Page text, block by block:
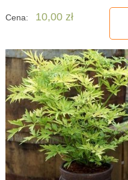
Cena: 10,00 zł